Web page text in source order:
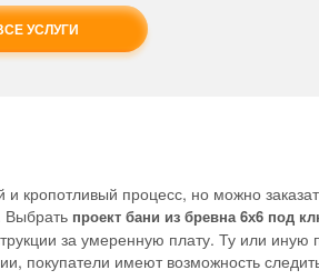
УСЛУГИ
кропотливый процесс, но можно
Выбрать проект бани из бревна 6х6 под
за умеренную плату. Ту или
покупатели имеют возможность